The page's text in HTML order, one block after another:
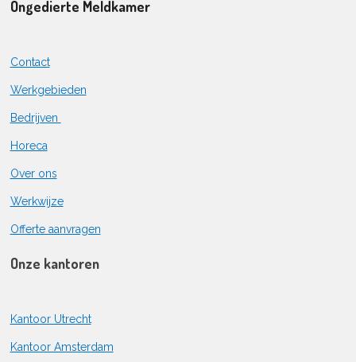
Ongedierte Meldkamer
Contact
Werkgebieden
Bedrijven
Horeca
Over ons
Werkwijze
Offerte aanvragen
Onze kantoren
Kantoor Utrecht
Kantoor Amsterdam